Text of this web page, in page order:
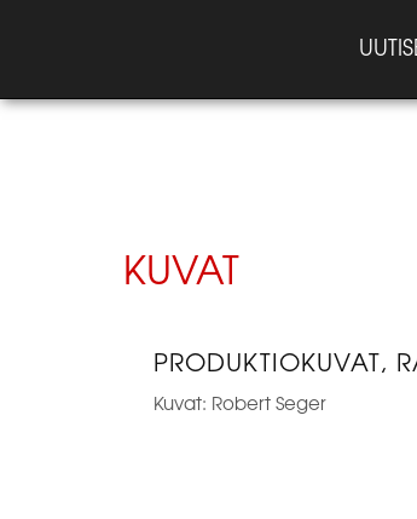
KUVAT
PRODUKTIOKUVAT,
Kuvat: Robert Seger